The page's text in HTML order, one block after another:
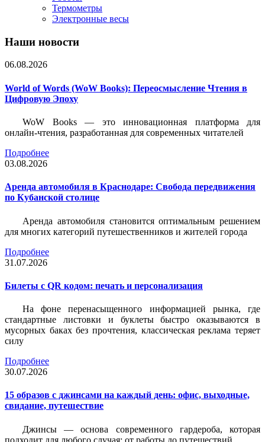
Термометры
Электронные весы
Наши новости
06.08.2026
World of Words (WoW Books): Переосмысление Чтения в
Цифровую Эпоху
WoW Books — это инновационная платформа для
онлайн-чтения, разработанная для современных читателей
Подробнее
03.08.2026
Аренда автомобиля в Краснодаре: Свобода передвижения
по Кубанской столице
Аренда автомобиля становится оптимальным решением
для многих категорий путешественников и жителей города
Подробнее
31.07.2026
Билеты c QR кодом: печать и персонализация
На фоне перенасыщенного информацией рынка, где
стандартные листовки и буклеты быстро оказываются в
мусорных баках без прочтения, классическая реклама теряет
силу
Подробнее
30.07.2026
15 образов с джинсами на каждый день: офис, выходные,
свидание, путешествие
Джинсы — основа современного гардероба, которая
подходит для любого случая: от работы до путешествий